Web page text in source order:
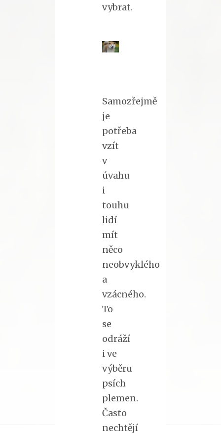
vybrat.
Samozřejmě
je
potřeba
vzít
v
úvahu
i
touhu
lidí
mít
něco
neobvyklého
a
vzácného.
To
se
odráží
i ve
výběru
psích
plemen.
Často
nechtějí